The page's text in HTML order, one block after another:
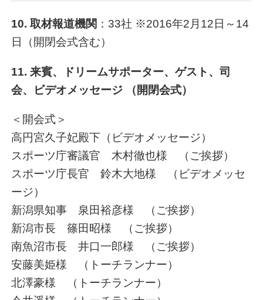
10. 取材報道機関 ：33社 ※2016年2月12日～14
日（開閉会式含む）
11. 来賓、ドリームサポーター、ゲスト、司
会、ビデオメッセージ （開閉会式）
＜開会式＞
高円宮久子妃殿下（ビデオメッセージ）
スポーツ庁審議官 木村徹也様 （ご挨拶）
スポーツ庁長官 鈴木大地様 （ビデオメッセ
ージ）
新潟県知事 泉田裕彦様 （ご挨拶）
新潟市長 篠田昭様 （ご挨拶）
南魚沼市長 井口一郎様 （ご挨拶）
安藤美姫様 （トーチランナー）
北澤豪様 （トーチランナー）